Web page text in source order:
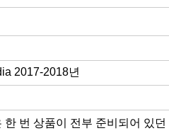
2017-2018년
한 번 상품이 전부 준비되어 있